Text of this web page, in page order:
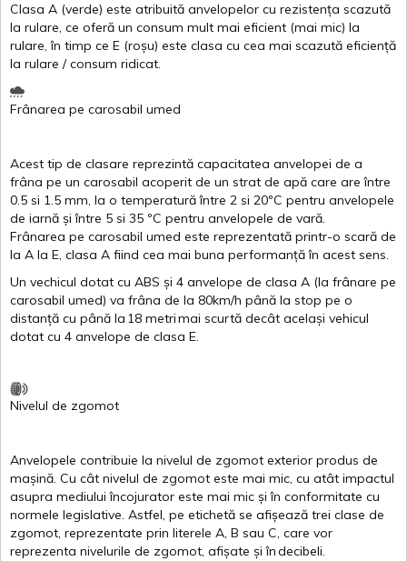
Clasa A (verde) este atribuită anvelopelor cu rezistența scazută
la rulare, ce oferă un consum mult mai eficient (mai mic) la
rulare,în timp ce E (roșu) este clasa cu cea mai scazută eficiență
la rulare /consum ridicat.
Frânarea pe carosabil umed
Acest tip de clasare reprezintă capacitatea anvelopei de a
frâna pe un carosabil acoperit de un strat de apă care areîntre
0.5 si 1.5 mm, la o temperatură între 2 si 20ºC pentru anvelopele
de iarnă și între 5 si 35 ºC pentru anvelopele de vară.
Frânarea pe carosabil umed este reprezentată printr-o scară de
la A la E, clasa A fiind cea mai buna performanță în acest sens.
Un vechicul dotat cu ABS și 4 anvelope de clasa A (la frânare pe
carosabil umed) va frâna de la 80km/h până la stop pe o
distanță cu până la 18 metrimai scurtă decât același vehicul
dotat cu 4 anvelope de clasa E.
Nivelul de zgomot
Anvelopele contribuie la nivelul de zgomot exterior produs de
mașină. Cu cât nivelul de zgomot este mai mic, cu atât impactul
asupra mediului încojurator este mai mic și în conformitate cu
normele legislative. Astfel, pe etichetă se afișează trei clase de
zgomot, reprezentate prin literele A, B sau C, care vor
reprezenta nivelurile de zgomot, afișate și îndecibeli.